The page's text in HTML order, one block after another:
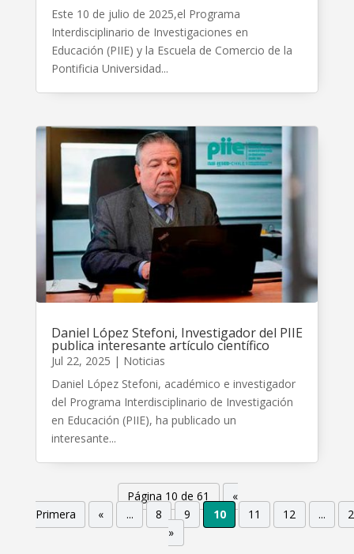
Este 10 de julio de 2025,el Programa
Interdisciplinario de Investigaciones en
Educación (PIIE) y la Escuela de Comercio de la
Pontificia Universidad...
Daniel López Stefoni, Investigador del PIIE
publica interesante artículo científico
Jul 22, 2025 | Noticias
Daniel López Stefoni, académico e investigador
del Programa Interdisciplinario de Investigación
en Educación (PIIE), ha publicado un
interesante...
Página 10 de 61
«
Primera
« ... 8 9 10 11 12 ...
»